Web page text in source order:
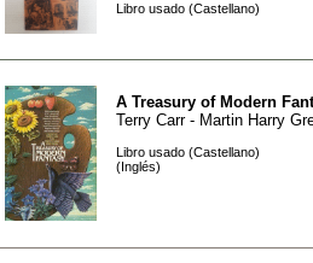
Libro usado (Castellano)
A Treasury of Modern
Terry Carr - Martin Harry
Libro usado (Castellano)
(Inglés)